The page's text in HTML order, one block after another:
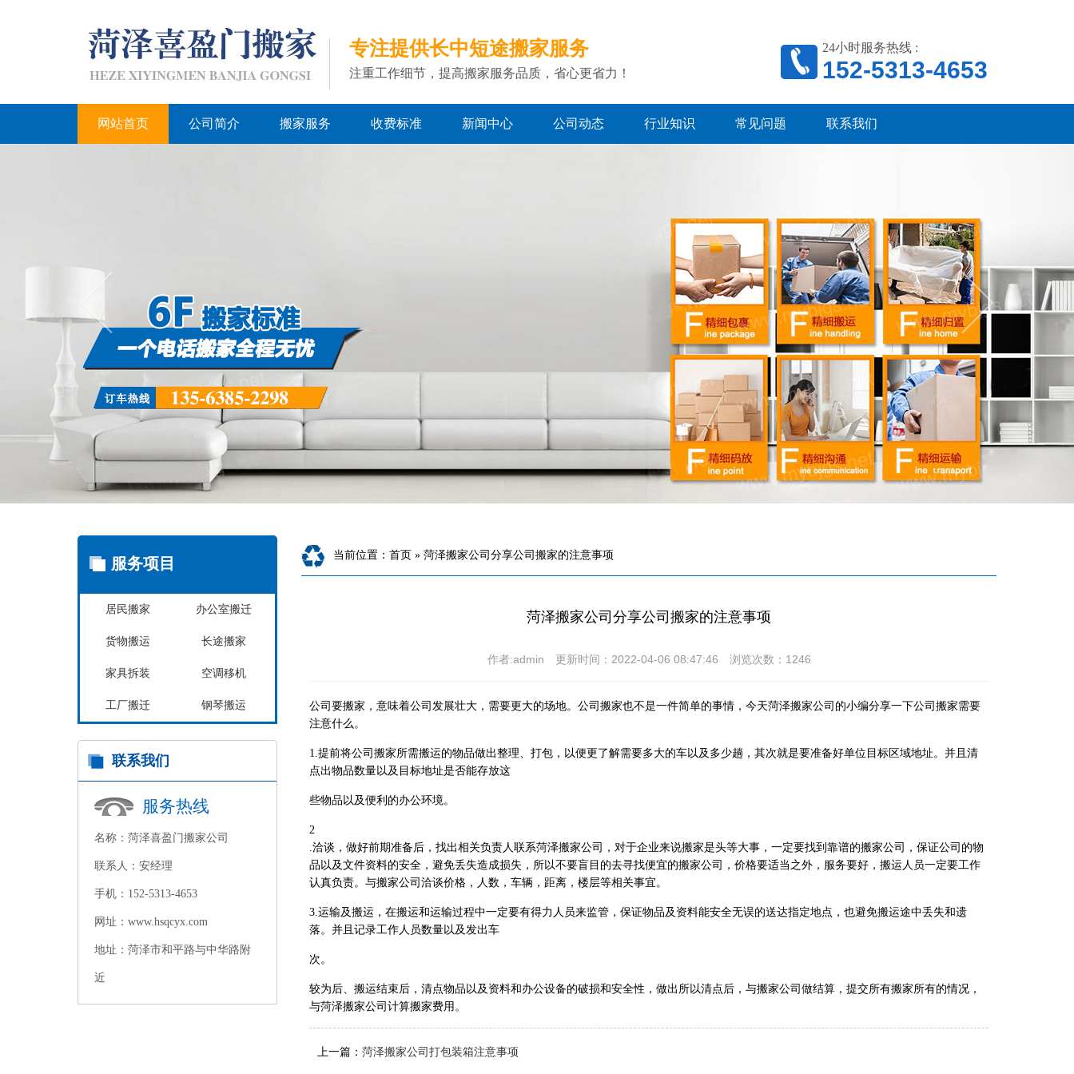
专注提供长中短途搬家服务
注重工作细节，提高搬家服务品质，省心更省力！
24小时服务热线 :
152-5313-4653
网站首页 公司简介 搬家服务 收费标准 新闻中心 公司动态 行业知识 常见问题 联系我们
服务项目
居民搬家 办公室搬迁
货物搬运 长途搬家
家具拆装 空调移机
工厂搬迁 钢琴搬运
联系我们
服务热线
名称：菏泽喜盈门搬家公司
联系人：安经理
手机：152-5313-4653
网址：www.hsqcyx.com
地址：菏泽市和平路与中华路附
近
当前位置：首页 » 菏泽搬家公司分享公司搬家的注意事项
菏泽搬家公司分享公司搬家的注意事项
作者:admin 更新时间：2022-04-06 08:47:46 浏览次数： 1246
公司要搬家，意味着公司发展壮大，需要更大的场地。公司搬家也不是一件简单的事情，今天菏泽搬家公司的小编分享一下公司搬家需要
注意什么。
1.提前将公司搬家所需搬运的物品做出整理、打包，以便更了解需要多大的车以及多少趟，其次就是要准备好单位目标区域地址。并且清
点出物品数量以及目标地址是否能存放这
些物品以及便利的办公环境。
2
.洽谈，做好前期准备后，找出相关负责人联系菏泽搬家公司，对于企业来说搬家是头等大事，一定要找到靠谱的搬家公司，保证公司的物
品以及文件资料的安全，避免丢失造成损失，所以不要盲目的去寻找便宜的搬家公司，价格要适当之外，服务要好，搬运人员一定要工作
认真负责。与搬家公司洽谈价格，人数，车辆，距离，楼层等相关事宜。
3.运输及搬运，在搬运和运输过程中一定要有得力人员来监管，保证物品及资料能安全无误的送达指定地点，也避免搬运途中丢失和遗
落。并且记录工作人员数量以及发出车
次。
较为后、搬运结束后，清点物品以及资料和办公设备的破损和安全性，做出所以清点后，与搬家公司做结算，提交所有搬家所有的情况，
与菏泽搬家公司计算搬家费用。
上一篇： 菏泽搬家公司打包装箱注意事项